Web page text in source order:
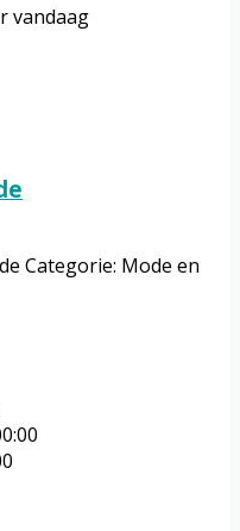
vandaag
Categorie: Mode en